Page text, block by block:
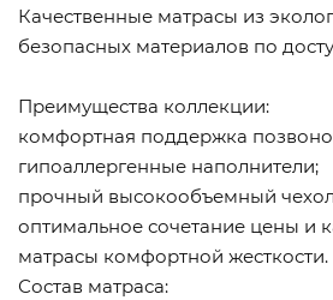
Качественные матрасы из
безопасных материалов по
Преимущества коллекции:
комфортная поддержка
гипоаллергенные наполнители;
прочный высокообъемный
оптимальное сочетание цены и
матрасы комфортной жесткости.
Состав матраса: